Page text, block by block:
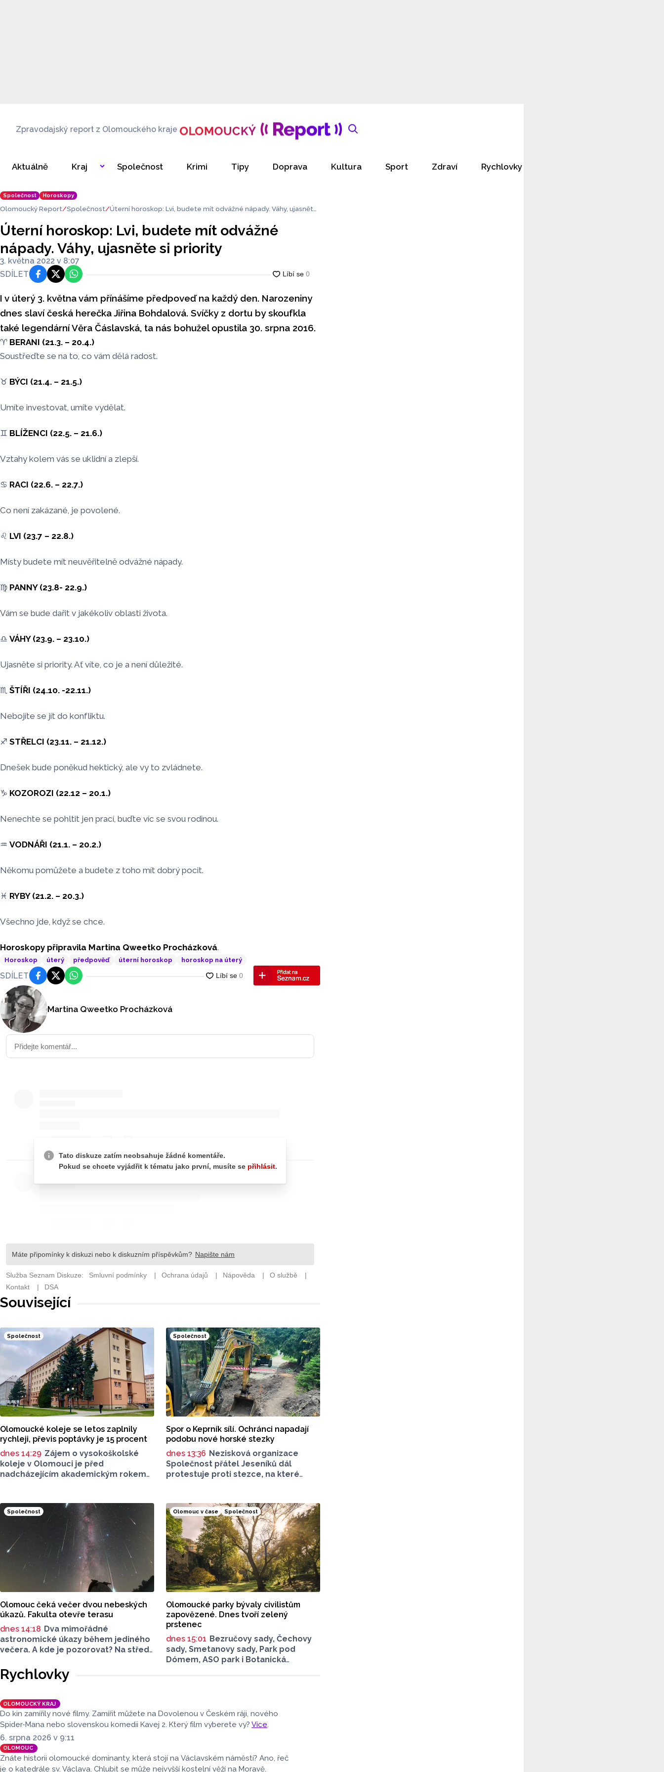
Zpravodajský report z Olomouckého kraje
Aktuálně Kraj Společnost Krimi Tipy Doprava Kultura Sport Zdraví Rychlovky
Společnost Horoskopy
Olomoucký Report Společnost
Úterní horoskop: Lvi, budete mít odvážné nápady. Váhy, ujasněte
Úterní horoskop: Lvi, budete mít odvážné
nápady. Váhy, ujasněte si priority
3. května 2022 v 8:07
SDÍLET
FacebookPlatforma X
WhatsApp
I v úterý 3. května vám přínášíme předpoveď na každý den. Narozeniny
dnes slaví česká herečka Jiřina Bohdalová. Svíčky z dortu by skoufkla
také legendární Věra Čáslavská, ta nás bohužel opustila 30. srpna 2016.
♈ BERANI (21.3. – 20.4.)
Soustřeďte se na to, co vám dělá radost.
♉ BÝCI (21.4. – 21.5.)
Umíte investovat, umíte vydělat.
♊ BLÍŽENCI (22.5. – 21.6.)
Vztahy kolem vás se uklidní a zlepší.
♋ RACI (22.6. – 22.7.)
Co není zakázané, je povolené.
♌ LVI (23.7 – 22.8.)
Místy budete mít neuvěřitelně odvážné nápady.
♍ PANNY (23.8- 22.9.)
Vám se bude dařit v jakékoliv oblasti života.
♎ VÁHY (23.9. – 23.10.)
Ujasněte si priority. Ať víte, co je a není důležité.
♏ ŠTÍŘI (24.10. -22.11.)
Nebojíte se jít do konfliktu.
♐ STŘELCI (23.11. – 21.12.)
Dnešek bude poněkud hektický, ale vy to zvládnete.
♑ KOZOROZI (22.12 – 20.1.)
Nenechte se pohltit jen prací, buďte víc se svou rodinou.
♒ VODNÁŘI (21.1. – 20.2.)
Někomu pomůžete a budete z toho mít dobrý pocit.
♓ RYBY (21.2. – 20.3.)
Všechno jde, když se chce.
Horoskopy připravila Martina Qweetko Procházková.
Horoskop úterý předpověď úterní horoskop horoskop na úterý
SDÍLET FacebookPlatforma X
WhatsApp
Martina Qweetko Procházková
Související
Společnost
Olomoucké koleje se letos zaplnily
rychleji, převis poptávky je 15 procent
dnes 14:29 Zájem o vysokoškolské
koleje v Olomouci je před
nadcházejícím akademickým rokem
kapacity. Letošní převis poptávky
je asi 15 procent, řekl ČTK mluvčí
Univerzity Palackého (UP) v Olomouci
Egon Havrlant. Celková kapacita lůžek
na kolejích je letos zhruba 4300,
o dalších přibližně 500 míst se tento
počet navýší příští rok po přestavbě
bloku kolejí J. L. Fischera, doplnil
mluvčí.
Společnost
Spor o Keprník sílí. Ochránci napadají
podobu nové horské stezky
dnes 13:36 Nezisková organizace
Společnost přátel Jeseníků dál
protestuje proti stezce, na které
Šerák a Keprník, které turisté hojně
vyhledávají. Stavbou chodníku
se podle odborníků příroda jen
poškodí, chodník mezi vrcholy podle
nich není nutný.
Společnost
Olomouc čeká večer dvou nebeských
úkazů. Fakulta otevře terasu
dnes 14:18 Dva mimořádné
astronomické úkazy během jediného
večera. A kde je pozorovat? Na středu
Přírodovědecká fakulta Univerzity
Palackého i město Přerov. V Olomouci
Hvězdárna. Na obou místech bude
možné pohlédnout na slunce
speciální technikou.
Olomouc v čase Společnost
Olomoucké parky bývaly civilistům
zapovězené. Dnes tvoří zelený
prstenec
dnes 15:01 Bezručovy sady, Čechovy
sady, Smetanovy sady, Park pod
Dómem, ASO park i Botanická
tomu tak ale nebylo.
Rychlovky
OLOMOUCKÝ KRAJ
Do kin zamířily nové filmy. Zamířit můžete na Dovolenou v Českém ráji, nového
Spider-Mana nebo slovenskou komedii Kavej 2. Který film vyberete vy? Více.
6. srpna 2026 v 9:11
OLOMOUC
Znáte historii olomoucké dominanty, která stojí na Václavském náměstí? Ano, řeč
je o katedrále sv. Václava. Chlubit se může nejvyšší kostelní věží na Moravě.